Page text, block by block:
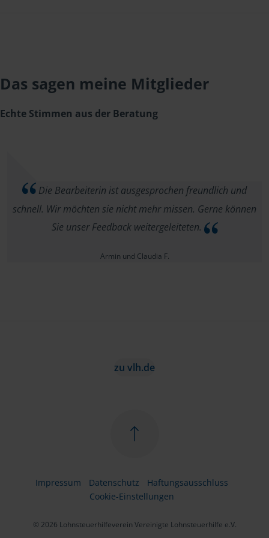
Das sagen meine Mitglieder
Echte Stimmen aus der Beratung
Die Bearbeiterin ist ausgesprochen freundlich und
schnell. Wir möchten sie nicht mehr missen. Gerne können
Sie unser Feedback weitergeleiteten.
Armin und Claudia F.
zu vlh.de
Impressum Datenschutz
Haftungsausschluss
Cookie-Einstellungen
© 2026 Lohnsteuerhilfeverein Vereinigte Lohnsteuerhilfe e.V.